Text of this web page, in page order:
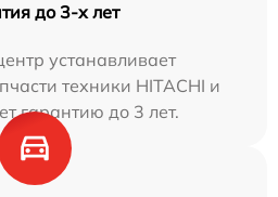
до 3-х лет
устанавливает
техники HITACHI и
гарантию до 3 лет.